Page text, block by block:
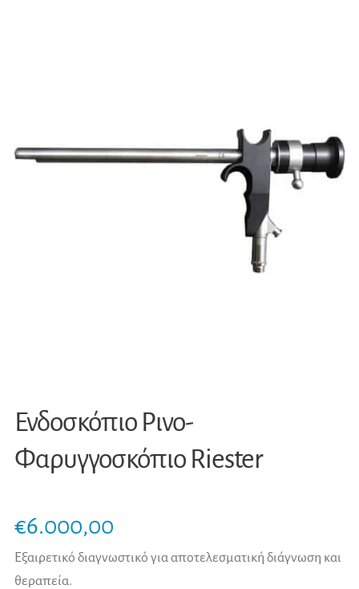
Ενδοσκόπιο Ρινο-
Φαρυγγοσκόπιο Riester
€6.000,00
Εξαιρετικό διαγνωστικό για αποτελεσματική διάγνωση και
θεραπεία.